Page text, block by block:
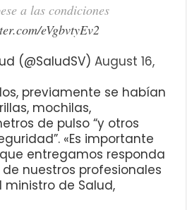
a las condiciones
eVgbvtyEv2
(@SaludSV)August 16,
previamente se habían
mochilas,
de pulso “y otros
«Es importante
entregamos responda
nuestros profesionales
ministro de Salud,